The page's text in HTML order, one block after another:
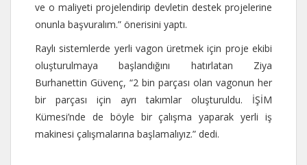
ve o maliyeti projelendirip devletin destek projelerine
onunla başvuralım.” önerisini yaptı.
Raylı sistemlerde yerli vagon üretmek için proje ekibi
oluşturulmaya başlandığını hatırlatan Ziya
Burhanettin Güvenç, “2 bin parçası olan vagonun her
bir parçası için ayrı takımlar oluşturuldu. İŞİM
Kümesi’nde de böyle bir çalışma yaparak yerli iş
makinesi çalışmalarına başlamalıyız.” dedi.